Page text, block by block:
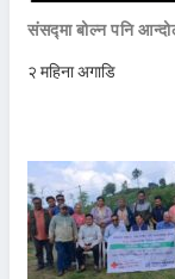
संसद्मा बोल्न पनि
२ महिना अगाडि